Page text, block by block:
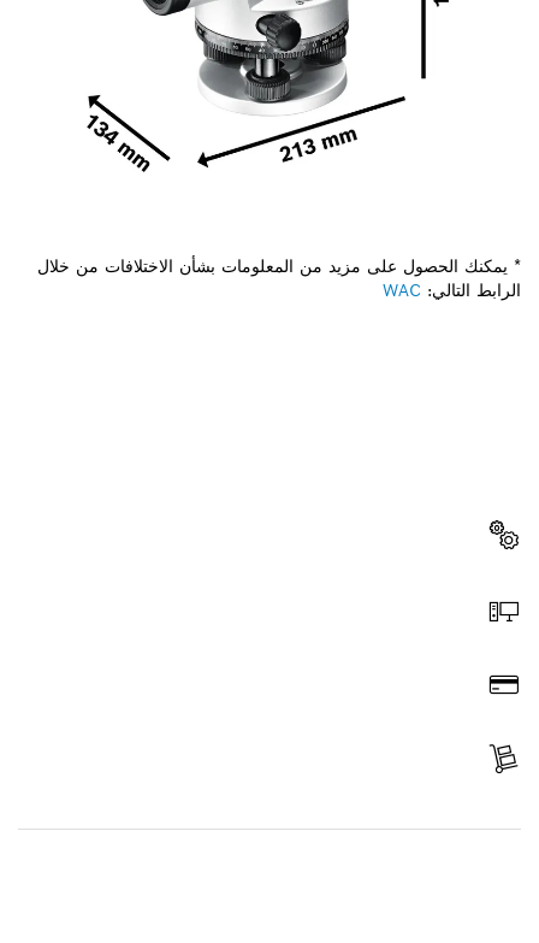
* يمكنك الحصول على مزيد من المعلومات بشأن الاختلافات من خلال
الرابط التالي: WAC